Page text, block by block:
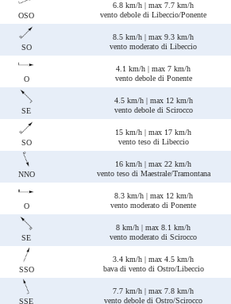
OSO
6.8 km/h | max 7.7 km/h
vento debole di Libeccio/Ponente
SO
8.5 km/h | max 9.3 km/h
vento moderato di Libeccio
O
4.1 km/h | max 7 km/h
vento debole di Ponente
SE
4.5 km/h | max 12 km/h
vento debole di Scirocco
SO
15 km/h | max 17 km/h
vento teso di Libeccio
NNO
16 km/h | max 22 km/h
vento teso di Maestrale/Tramontana
O
8.3 km/h | max 12 km/h
vento moderato di Ponente
SE
8 km/h | max 8.1 km/h
vento moderato di Scirocco
SSO
3.4 km/h | max 4.5 km/h
bava di vento di Ostro/Libeccio
SSE
7.7 km/h | max 7.8 km/h
vento debole di Ostro/Scirocco